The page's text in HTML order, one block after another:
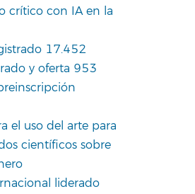
crítico con IA en la
17.452
y oferta 953
el uso del arte para
científicos sobre
liderado